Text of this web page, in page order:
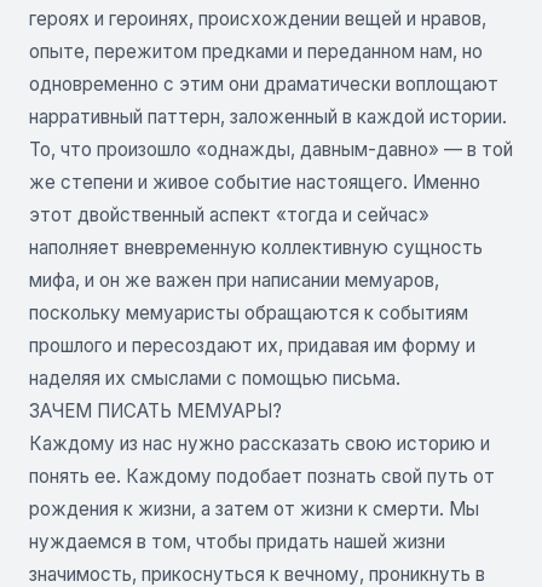
героях и героинях, происхождении вещей и нравов,
опыте, пережитом предками и переданном нам, но
одновременно с этим они драматически воплощают
нарративный паттерн, заложенный в каждой истории.
То, что произошло «однажды, давным-давно» — в той
же степени и живое событие настоящего. Именно
этот двойственный аспект «тогда и сейчас»
наполняет вневременную коллективную сущность
мифа, и он же важен при написании мемуаров,
поскольку мемуаристы обращаются к событиям
прошлого и пересоздают их, придавая им форму и
наделяя их смыслами с помощью письма.
ЗАЧЕМ ПИСАТЬ МЕМУАРЫ?
Каждому из нас нужно рассказать свою историю и
понять ее. Каждому подобает познать свой путь от
рождения к жизни, а затем от жизни к смерти. Мы
нуждаемся в том, чтобы придать нашей жизни
значимость, прикоснуться к вечному, проникнуть в